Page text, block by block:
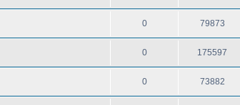
0 79873
0 175597
0 73882